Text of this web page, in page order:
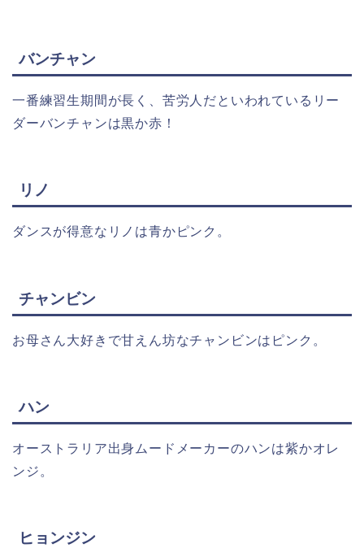
バンチャン
一番練習生期間が長く、苦労人だといわれているリー
ダーバンチャンは黒か赤！
リノ
ダンスが得意なリノは青かピンク。
チャンビン
お母さん大好きで甘えん坊なチャンビンはピンク。
ハン
オーストラリア出身ムードメーカーのハンは紫かオレ
ンジ。
ヒョンジン